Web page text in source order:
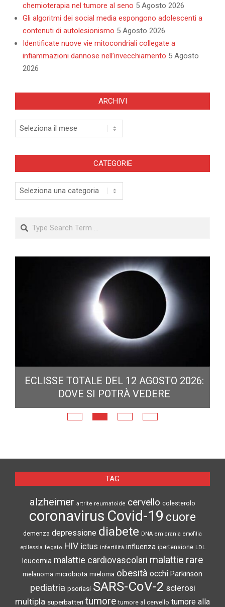
chemioterapia nel tumore al seno 5 Agosto 2026
Gli algoritmi dei social media espongono adolescenti a
contenuti di autolesionismo 5 Agosto 2026
Identificate nuove vie mitocondriali collegate a
infiammazioni dannose nell’invecchiamento 5 Agosto
2026
ARCHIVI
Archivi
CATEGORIE
Categorie
Search
ECLISSE TOTALE DEL 12 AGOSTO 2026:
DOVE SI POTRÀ VEDERE
TAG
alzheimer artrite reumatoide cervello colesterolo
coronavirus Covid-19 cuore
demenza depressione diabete DNA emicrania emofilia
epilessia fegato HIV ictus infertilità influenza ipertensione LDL
leucemia malattie cardiovascolari malattie rare
melanoma microbiota mieloma obesità occhi Parkinson
pediatria psoriasi SARS-CoV-2 sclerosi
multipla superbatteri tumore tumore al cervello tumore alla